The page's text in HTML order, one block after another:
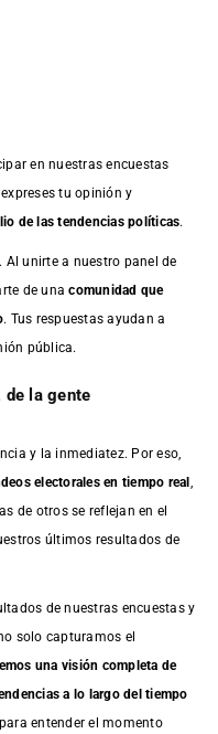
en nuestras encuestas
tu opinión y
de las tendencias políticas.
Al unirte a nuestro panel de
de unacomunidad que
. Tus respuestas ayudan a
pública.
de la gente
y la inmediatez. Por eso,
electorales en tiempo real ,
de otros se reflejan en el
últimos resultados de
de nuestras encuestasy
solo capturamos el
una visión completa de
a lo largo del tiempo
entender el momento